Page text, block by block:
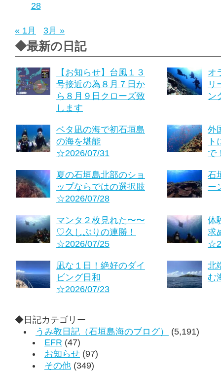
28
« 1月 3月 »
◆最新の日記
【お知らせ】台風１３
号接近の為８月７日か
ら８月９日クローズ致
します
オ
リ
ン
ベタ凪の海で初石垣島
の海を堪能
☆2026/07/31
外
ト
で
夏の石垣島北部のショ
ップならではの選択肢
☆2026/07/28
石
ー
マンタ２枚見れた〜〜
♡久しぶりの連勝！
☆2026/07/25
体
求
凪な１日！絶好のダイ
ビング日和
☆2026/07/23
北
む
◆日記カテゴリー
うみ教日記（石垣島海のブログ）
(5,191)
EFR (47)
お知らせ (97)
その他 (349)